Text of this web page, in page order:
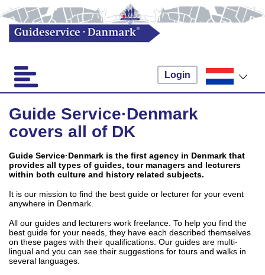
Login
Guide Service·Denmark
covers all of DK
Guide Service·Denmark is the first agency in Denmark that
provides all types of guides, tour managers and lecturers
within both culture and history related subjects.
It is our mission to find the best guide or lecturer for your event
anywhere in Denmark.
All our guides and lecturers work freelance. To help you find the
best guide for your needs, they have each described themselves
on these pages with their qualifications. Our guides are multi-
lingual and you can see their suggestions for tours and walks in
several languages.